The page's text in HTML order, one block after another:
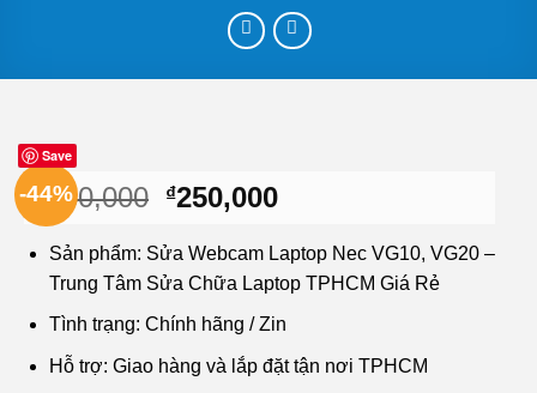
Save
-44%
₫450,000 Giá
là:
₫450,000.
₫250,000Giá
tại
là:
Sản phẩm: Sửa Webcam Laptop Nec VG10, VG20 –
Trung Tâm Sửa Chữa Laptop TPHCM Giá Rẻ
Tình trạng: Chính hãng / Zin
Hỗ trợ: Giao hàng và lắp đặt tận nơi TPHCM